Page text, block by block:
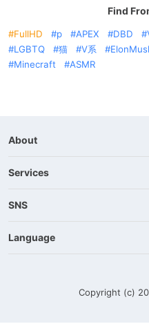
Find
FullHD p APEX DBD
LGBTQ
猫 V系
Minecraft
ASMR
About
Services
SNS
Language
Copyright (c)